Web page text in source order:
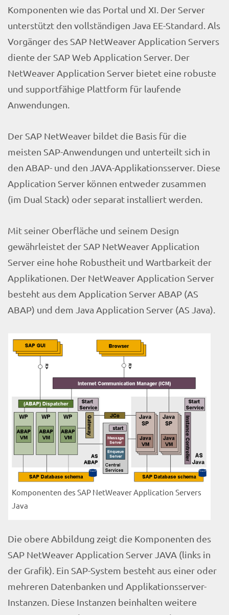
Komponenten wie das Portal und XI. Der Server
unterstützt den vollständigen Java EE-Standard. Als
Vorgänger des SAP NetWeaver Application Servers
diente der SAP Web Application Server. Der
NetWeaver Application Server bietet eine robuste
und supportfähige Plattform für laufende
Anwendungen.
Der SAP NetWeaver bildet die Basis für die
meisten SAP-Anwendungen und unterteilt sich in
den ABAP- und den JAVA-Applikationsserver. Diese
Application Server können entweder zusammen
(im Dual Stack) oder separat installiert werden.
Mit seiner Oberfläche und seinem Design
gewährleistet der SAP NetWeaver Application
Server eine hohe Robustheit und Wartbarkeit der
Applikationen. Der NetWeaver Application Server
besteht aus dem Application Server ABAP (AS
ABAP) und dem Java Application Server (AS Java).
Komponenten des SAP NetWeaver Application Servers
Java
Die obere Abbildung zeigt die Komponenten des
SAP NetWeaver Application Server JAVA (links in
der Grafik). Ein SAP-System besteht aus einer oder
mehreren Datenbanken und Applikationsserver-
Instanzen. Diese Instanzen beinhalten weitere